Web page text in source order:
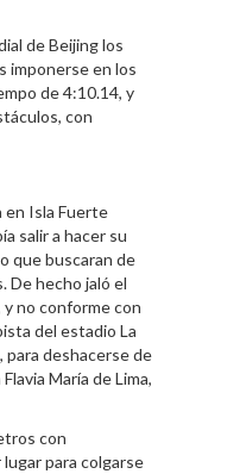
de Beijing los
imponerse en los
de 4:10.14, y
con
en Isla Fuerte
salir a hacer su
que buscaran de
De hecho jaló el
no conforme con
del estadio La
para deshacerse de
María de Lima,
con
para colgarse